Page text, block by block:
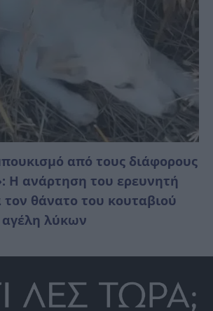
από τους διάφορους
Η ανάρτηση του ερευνητή
θάνατο του κουταβιού
λύκων